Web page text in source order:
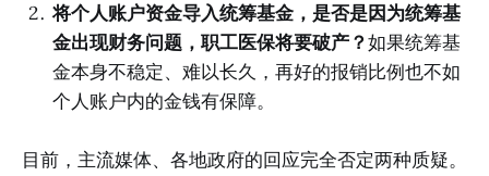
将个人账户资金导入统筹基金，是否是因为统筹基
金出现财务问题，职工医保将要破产？如果统筹基
金本身不稳定、难以长久，再好的报销比例也不如
个人账户内的金钱有保障。
目前，主流媒体、各地政府的回应完全否定两种质疑。